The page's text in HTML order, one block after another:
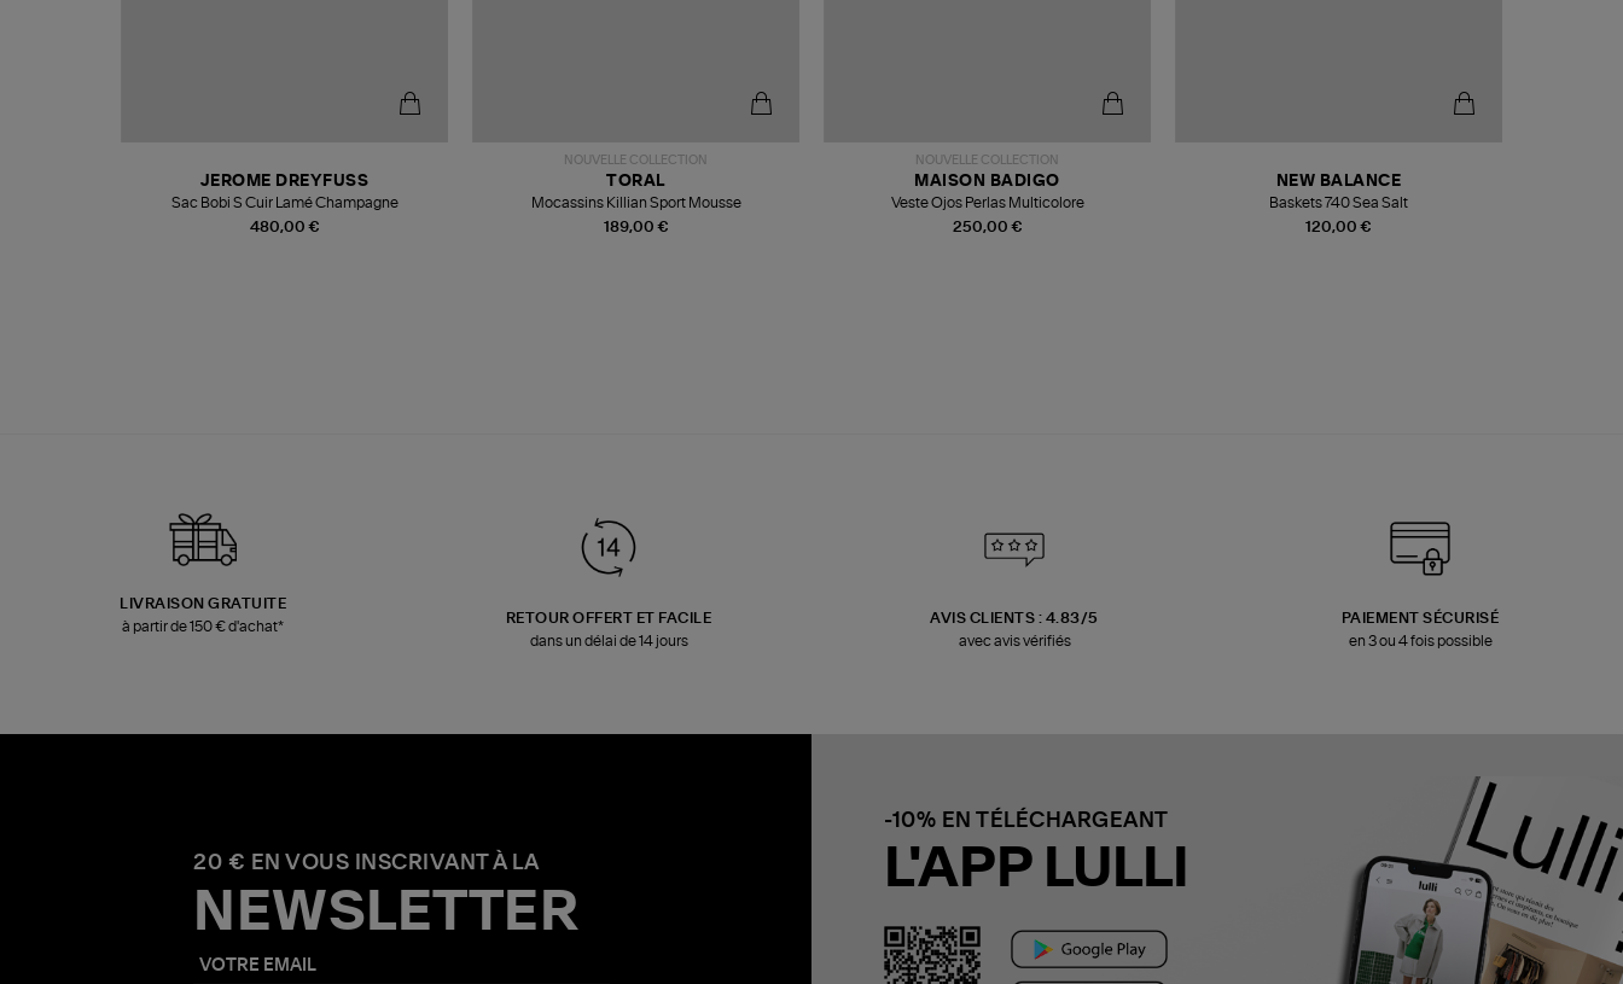
480,00 €
JEROME DREYFUSS
Sac Bobi S Cuir Lamé Champagne
NOUVELLE COLLECTION
189,00 €
TORAL
Mocassins Killian Sport Mousse
NOUVELLE COLLECTION
250,00 €
MAISON BADIGO
Veste Ojos Perlas Multicolore
120,00 €
NEW BALANCE
Baskets 740 Sea Salt
LIVRAISON GRATUITE
à partir de 150 € d'achat*
RETOUR OFFERT ET FACILE
dans un délai de 14 jours
AVIS CLIENTS : 4.83/5
avec avis vérifiés
PAIEMENT SÉCURISÉ
en 3 ou 4 fois possible
20 € EN VOUS INSCRIVANT À LA
NEWSLETTER
-10% EN TÉLÉCHARGEANT
L'APP LULLI